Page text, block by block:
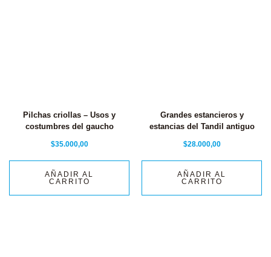
Pilchas criollas – Usos y
costumbres del gaucho
$35.000,00
AÑADIR AL
CARRITO
Grandes estancieros y
estancias del Tandil antiguo
$28.000,00
AÑADIR AL
CARRITO